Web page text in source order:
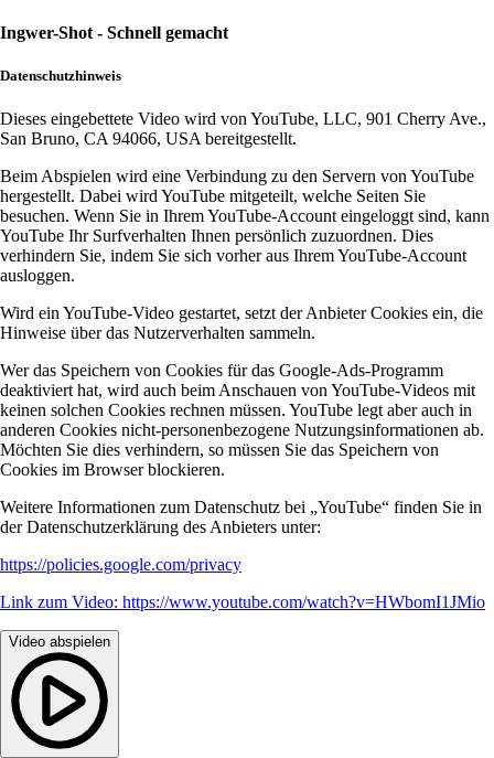
Ingwer-Shot - Schnell gemacht
Datenschutzhinweis
Dieses eingebettete Video wird von YouTube, LLC, 901 Cherry Ave.,
San Bruno, CA 94066, USA bereitgestellt.
Beim Abspielen wird eine Verbindung zu den Servern von YouTube
hergestellt. Dabei wird YouTube mitgeteilt, welche Seiten Sie
besuchen. Wenn Sie in Ihrem YouTube-Account eingeloggt sind, kann
YouTube Ihr Surfverhalten Ihnen persönlich zuzuordnen. Dies
verhindern Sie, indem Sie sich vorher aus Ihrem YouTube-Account
ausloggen.
Wird ein YouTube-Video gestartet, setzt der Anbieter Cookies ein, die
Hinweise über das Nutzerverhalten sammeln.
Wer das Speichern von Cookies für das Google-Ads-Programm
deaktiviert hat, wird auch beim Anschauen von YouTube-Videos mit
keinen solchen Cookies rechnen müssen. YouTube legt aber auch in
anderen Cookies nicht-personenbezogene Nutzungsinformationen ab.
Möchten Sie dies verhindern, so müssen Sie das Speichern von
Cookies im Browser blockieren.
Weitere Informationen zum Datenschutz bei „YouTube“ finden Sie in
der Datenschutzerklärung des Anbieters unter:
https://policies.google.com/privacy
Link zum Video: https://www.youtube.com/watch?v=HWbomI1JMio
Video abspielen